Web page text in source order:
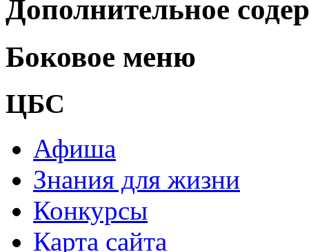
Дополнительное
Боковое меню
ЦБС
Афиша
Знания для жизни
Конкурсы
Карта сайта